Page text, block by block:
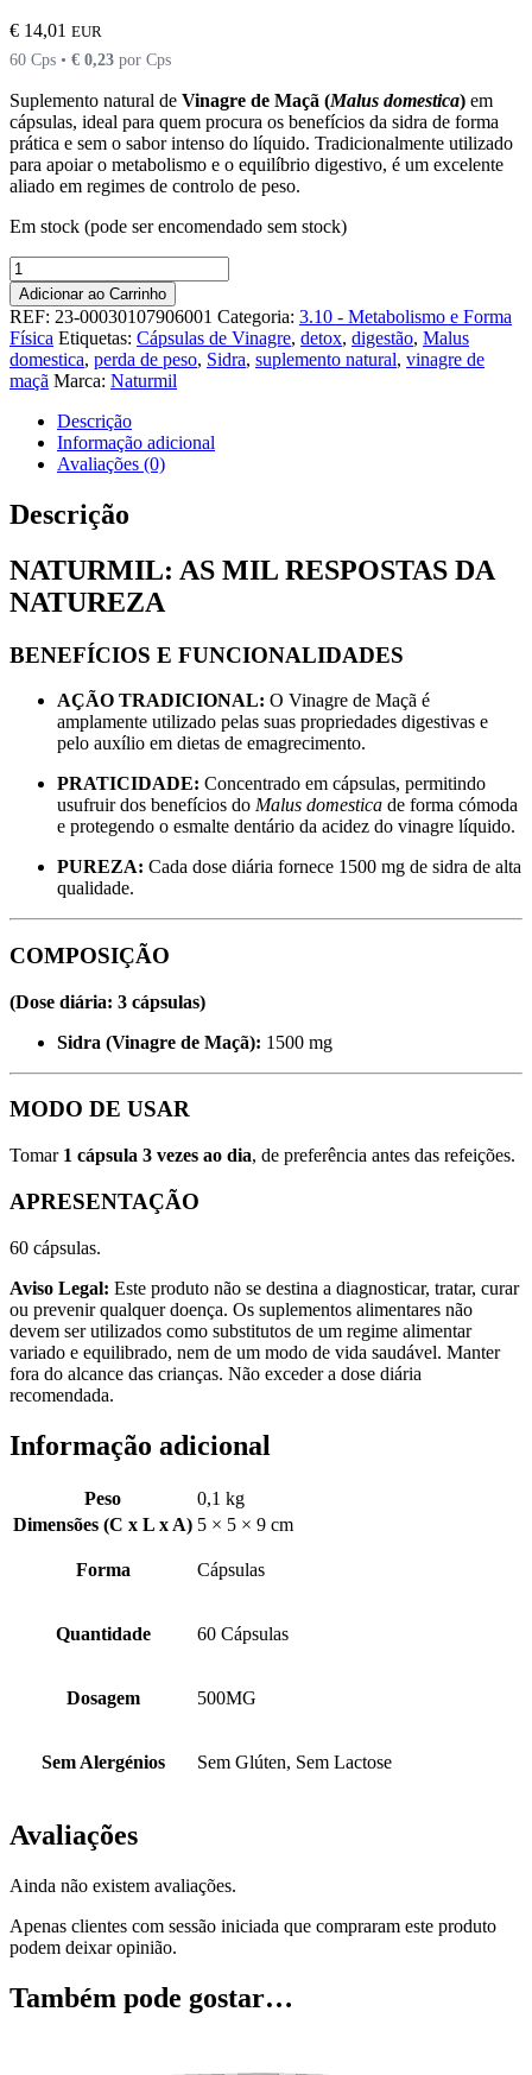
€ 14,01 EUR
60 Cps • € 0,23 por Cps
Suplemento natural de Vinagre de Maçã (Malus domestica) em
cápsulas, ideal para quem procura os benefícios da sidra de forma
prática e sem o sabor intenso do líquido. Tradicionalmente utilizado
para apoiar o metabolismo e o equilíbrio digestivo, é um excelente
aliado em regimes de controlo de peso.
Em stock (pode ser encomendado sem stock)
Quantidade
de
Sidra
500mg
60
Cápsulas
Adicionar ao Carrinho
REF: 23-00030107906001 Categoria: 3.10 - Metabolismo e Forma
Física Etiquetas: Cápsulas de Vinagre, detox, digestão, Malus
domestica, perda de peso, Sidra, suplemento natural, vinagre de
maçã Marca: Naturmil
Descrição
Informação adicional
Avaliações (0)
Descrição
NATURMIL: AS MIL RESPOSTAS DA
NATUREZA
BENEFÍCIOS E FUNCIONALIDADES
AÇÃO TRADICIONAL: O Vinagre de Maçã é
amplamente utilizado pelas suas propriedades digestivas e
pelo auxílio em dietas de emagrecimento.
PRATICIDADE: Concentrado em cápsulas, permitindo
usufruir dos benefícios do Malus domestica de forma cómoda
e protegendo o esmalte dentário da acidez do vinagre líquido.
PUREZA: Cada dose diária fornece 1500 mg de sidra de alta
qualidade.
COMPOSIÇÃO
(Dose diária: 3 cápsulas)
Sidra (Vinagre de Maçã): 1500 mg
MODO DE USAR
Tomar 1 cápsula 3 vezes ao dia, de preferência antes das refeições.
APRESENTAÇÃO
60 cápsulas.
Aviso Legal: Este produto não se destina a diagnosticar, tratar, curar
ou prevenir qualquer doença. Os suplementos alimentares não
devem ser utilizados como substitutos de um regime alimentar
variado e equilibrado, nem de um modo de vida saudável. Manter
fora do alcance das crianças. Não exceder a dose diária
recomendada.
Informação adicional
Peso
0,1 kg
Dimensões (C x L x A) 5 × 5 × 9 cm
Forma Cápsulas
Quantidade 60 Cápsulas
Dosagem 500MG
Sem Alergénios Sem Glúten, Sem Lactose
Avaliações
Ainda não existem avaliações.
Apenas clientes com sessão iniciada que compraram este produto
podem deixar opinião.
Também pode gostar…